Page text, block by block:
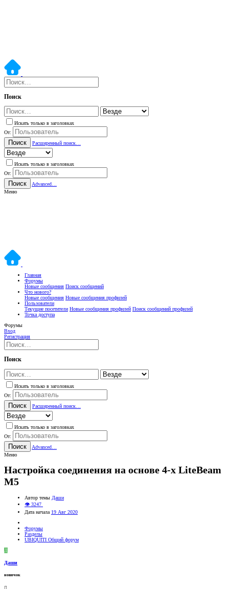
Поиск
Искать только в заголовках
От:
Поиск Расширенный поиск…
Искать только в заголовках
От:
Поиск
Advanced…
Меню
Главная
Форумы
Новые сообщения Поиск сообщений
Что нового?
Новые сообщения Новые сообщения профилей
Пользователи
Текущие посетители Новые сообщения профилей Поиск сообщений профилей
Точка доступа
Форумы
Вход
Регистрация
Поиск
Искать только в заголовках
От:
Поиск Расширенный поиск…
Искать только в заголовках
От:
Поиск
Advanced…
Меню
Настройка соединения на основе 4-х LiteBeam
M5
Автор темы Даши
👁 3247
Дата начала 19 Авг 2020
Форумы
Разделы
UBIQUITI Общий форум
Д
Даши
новичок